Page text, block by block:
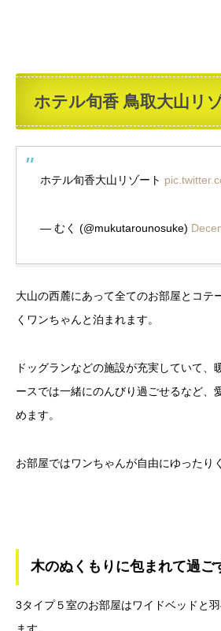
ホテル旬香 鳥取大山リ
ホテル旬香大山リゾート
— むく (@mukutarounosuke)
大山の西麓にあって全てのお部屋とコテ
くワンちゃんと泊まれます。
ドッグランなどの施設が充実していて、
ースでは一緒にのんびり過ごせるなど、
めます。
お部屋ではワンちゃんが自由にゆったり
木のぬくもりに包まれて過ご
3タイプ５室のお部屋はワイドベッドと